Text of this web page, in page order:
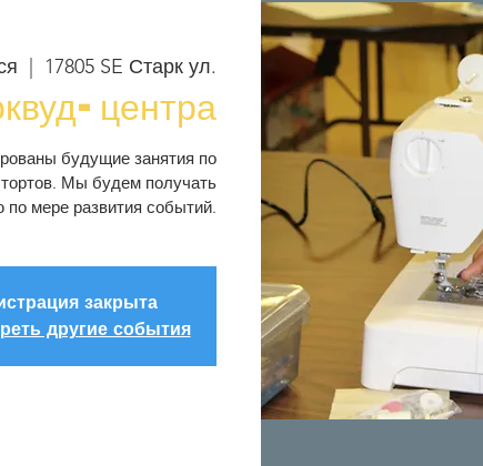
17805 SE Старк ул.
центра
будущие занятия по
Мы будем получать
мере развития событий.
закрыта
другие события